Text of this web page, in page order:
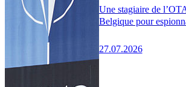
Une stagiaire de
Belgique pour
27.07.2026